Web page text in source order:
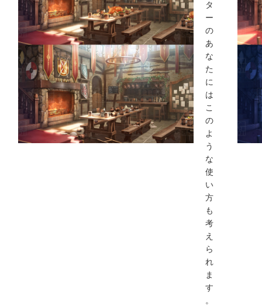
タ
ー
の
あ
な
た
に
は
こ
の
よ
う
な
使
い
方
も
考
え
ら
れ
ま
す
。